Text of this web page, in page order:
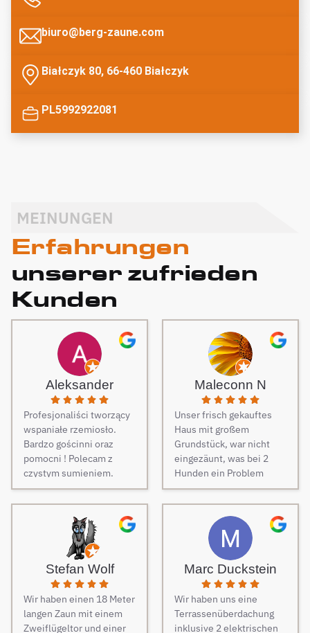
biuro@berg-zaune.com
Białczyk 80, 66-460 Białczyk
PL5992922081
Erfahrungen
unserer zufrieden
Kunden
MEINUNGEN
Aleksander
Profesjonaliści tworzący
wspaniałe rzemiosło.
Bardzo gościnni oraz
pomocni ! Polecam z
czystym sumieniem.
Maleconn N
Unser frisch gekauftes
Haus mit großem
Grundstück, war nicht
eingezäunt, was bei 2
Hunden ein Problem
darstellt. Daher musste
dringend und schnell ein
Zaun her. Auf Empfehlung
von Freunden haben wir
unseren Zaun bei Berg
Zäune beauftragt und es
keine Sekunde bereut.
Dieser Tipp war wirklich
Gold wert! Von Angebot
bis zur Fertigstellung des
Stefan Wolf
Wir haben einen 18 Meter
langen Zaun mit einem
Zweiflügeltor und einer
Marc Duckstein
Wir haben uns eine
Terrassenüberdachung
inklusive 2 elektrischen